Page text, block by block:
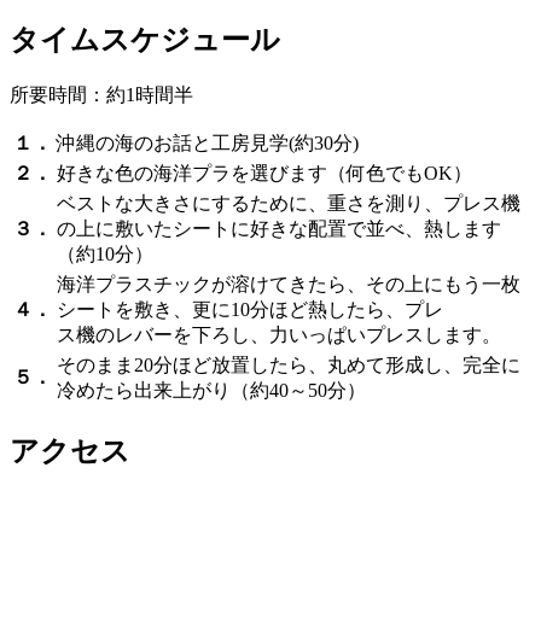
タイムスケジュール
所要時間：約1時間半
１． 沖縄の海のお話と工房見学(約30分)
２． 好きな色の海洋プラを選びます（何色でもOK）
３．
ベストな大きさにするために、重さを測り、プレス機
の上に敷いたシートに好きな配置で並べ、熱します
（約10分）
４．
海洋プラスチックが溶けてきたら、その上にもう一枚
シートを敷き、更に10分ほど熱したら、プレ
ス機のレバーを下ろし、力いっぱいプレスします。
５．
そのまま20分ほど放置したら、丸めて形成し、完全に
冷めたら出来上がり（約40～50分）
アクセス